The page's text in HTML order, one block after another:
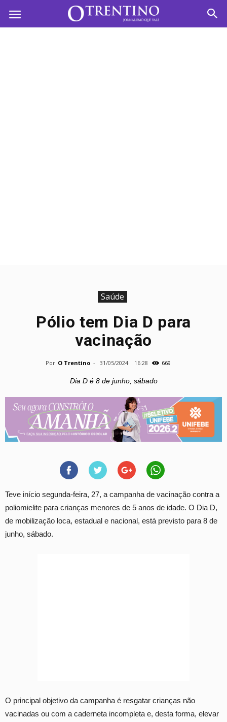
Saúde
Pólio tem Dia D para
vacinação
Por O Trentino - 31/05/2024 16:28 669
Dia D é 8 de junho, sábado
Teve início segunda-feira, 27, a campanha de vacinação contra a
poliomielite para crianças menores de 5 anos de idade. O Dia D,
de mobilização loca, estadual e nacional, está previsto para 8 de
junho, sábado.
O principal objetivo da campanha é resgatar crianças não
vacinadas ou com a caderneta incompleta e, desta forma, elevar